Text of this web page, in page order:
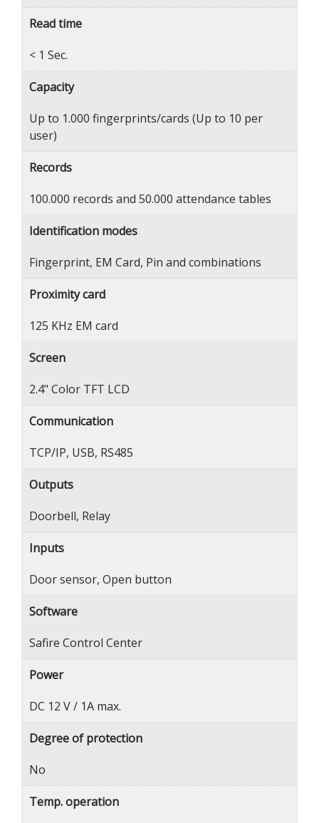
Read time
< 1 Sec.
Capacity
Up to 1.000 fingerprints/cards (Up to 10 per
user)
Records
100.000 records and 50.000 attendance tables
Identification modes
Fingerprint, EM Card, Pin and combinations
Proximity card
125 KHz EM card
Screen
2.4" Color TFT LCD
Communication
TCP/IP, USB, RS485
Outputs
Doorbell, Relay
Inputs
Door sensor, Open button
Software
Safire Control Center
Power
DC 12 V / 1A max.
Degree of protection
No
Temp. operation